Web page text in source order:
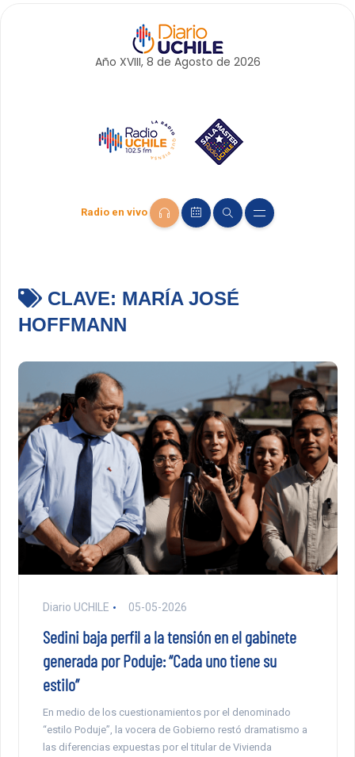
Año XVIII, 8 de Agosto de 2026
Radio en vivo
CLAVE: MARÍA JOSÉ
HOFFMANN
Diario UCHILE 05-05-2026
Sedini baja perfil a la tensión en el gabinete
generada por Poduje: “Cada uno tiene su
estilo”
En medio de los cuestionamientos por el denominado
“estilo Poduje”, la vocera de Gobierno restó dramatismo a
las diferencias expuestas por el titular de Vivienda